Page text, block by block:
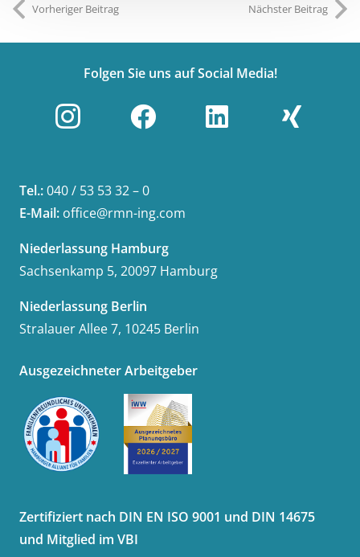
Vorheriger Beitrag Nächster Beitrag
Folgen Sie uns auf Social Media!
Tel.:040 / 53 53 32 – 0
E-Mail: office@rmn-ing.com
Niederlassung Hamburg
Sachsenkamp 5, 20097 Hamburg
Niederlassung Berlin
Stralauer Allee 7, 10245 Berlin
Ausgezeichneter Arbeitgeber
Zertifiziert nach DIN EN ISO 9001 und DIN 14675
und Mitglied im VBI